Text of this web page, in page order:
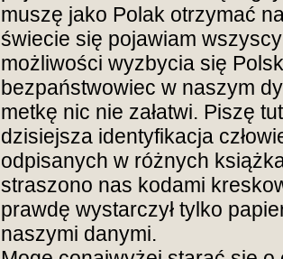
muszę jako Polak otrzymać
świecie się pojawiam
możliwości wyzbycia się
bezpaństwowiec w naszym
metkę nic nie załatwi. Piszę
dzisiejsza identyfikacja
odpisanych w różnych
straszono nas kodami
prawdę wystarczył tylko
naszymi danymi.